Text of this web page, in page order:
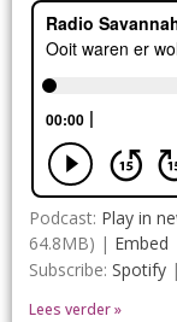
Podcast: Play in
64.8MB) | Embed
Subscribe: Spotify |
Lees verder »